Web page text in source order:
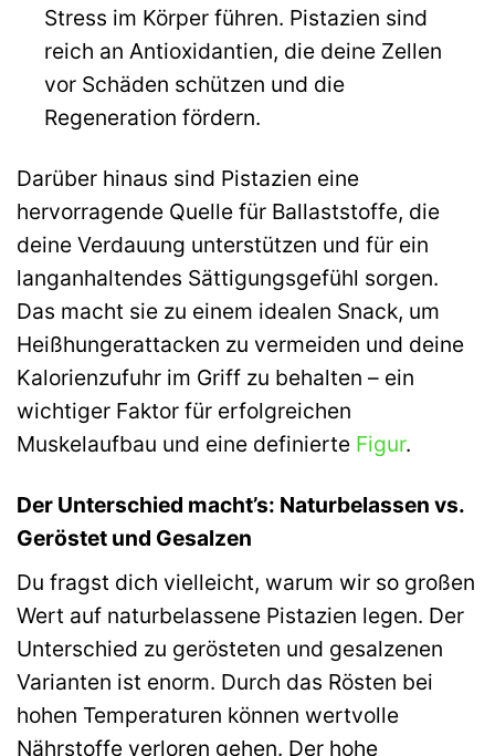
Stress im Körper führen. Pistazien sind
reich an Antioxidantien, die deine Zellen
vor Schäden schützen und die
Regeneration fördern.
Darüber hinaus sind Pistazien eine
hervorragende Quelle für Ballaststoffe, die
deine Verdauung unterstützen und für ein
langanhaltendes Sättigungsgefühl sorgen.
Das macht sie zu einem idealen Snack, um
Heißhungerattacken zu vermeiden und deine
Kalorienzufuhr im Griff zu behalten – ein
wichtiger Faktor für erfolgreichen
Muskelaufbau und eine definierte Figur.
Der Unterschied macht’s: Naturbelassen vs.
Geröstet und Gesalzen
Du fragst dich vielleicht, warum wir so großen
Wert auf naturbelassene Pistazien legen. Der
Unterschied zu gerösteten und gesalzenen
Varianten ist enorm. Durch das Rösten bei
hohen Temperaturen können wertvolle
Nährstoffe verloren gehen. Der hohe